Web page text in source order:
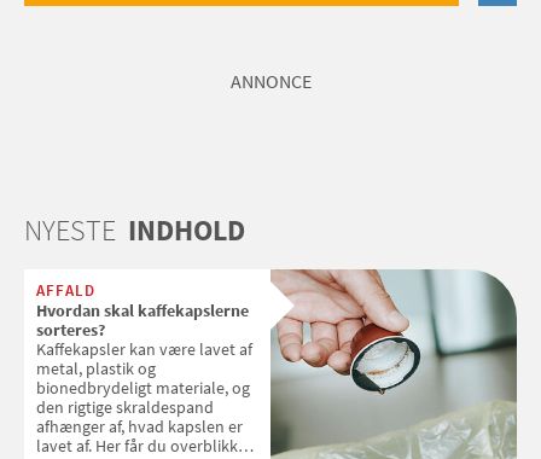
ANNONCE
NYESTE INDHOLD
AFFALD
Hvordan skal kaffekapslerne
sorteres?
Kaffekapsler kan være lavet af
metal, plastik og
bionedbrydeligt materiale, og
den rigtige skraldespand
afhænger af, hvad kapslen er
lavet af. Her får du overblikket